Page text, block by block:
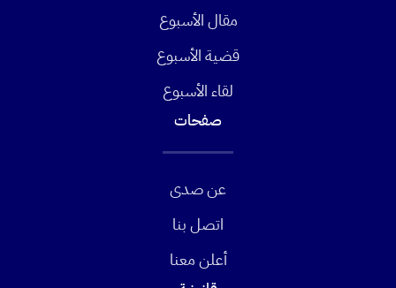
مقال الأسبوع
قضية الأسبوع
لقاء الأسبوع
صفحات
عن صدى
اتصل بنا
أعلن معنا